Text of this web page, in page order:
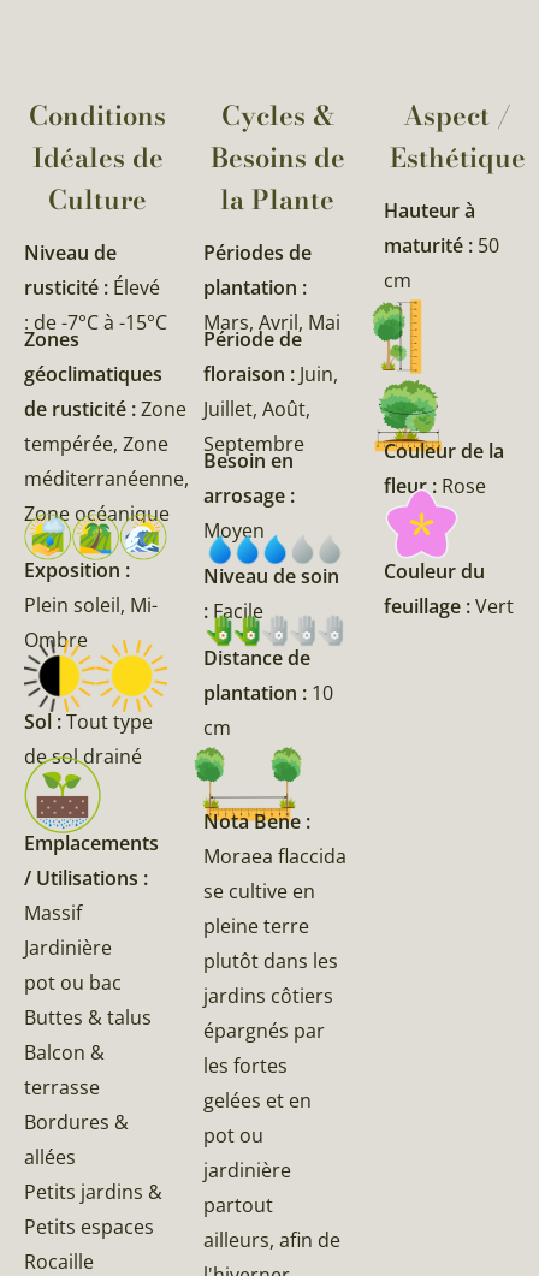
Conditions
Idéales de
Culture
Niveau de
rusticité : Élevé
: de -7°C à -15°C
Zones
géoclimatiques
de rusticité :Zone
tempérée, Zone
méditerranéenne,
Zone océanique
Exposition :
Plein soleil, Mi-
Ombre
Sol :Tout type
de sol drainé
Emplacements
/ Utilisations :
Massif
Jardinière
pot ou bac
Buttes & talus
Balcon &
terrasse
Bordures &
allées
Petits jardins &
Petits espaces
Rocaille
Cycles &
Besoins de
la Plante​
Périodes de
plantation :
Mars, Avril, Mai
Période de
floraison : Juin,
Juillet, Août,
Septembre
Besoin en
arrosage :
Moyen
Niveau de soin
: Facile
Distance de
plantation : 10
cm
Nota Bene :
Moraea flaccida
se cultive en
pleine terre
plutôt dans les
jardins côtiers
épargnés par
les fortes
gelées et en
pot ou
jardinière
partout
ailleurs, afin de
Aspect /
Esthétique
Hauteur à
maturité : 50
cm
Couleur de la
fleur : Rose
Couleur du
feuillage :Vert